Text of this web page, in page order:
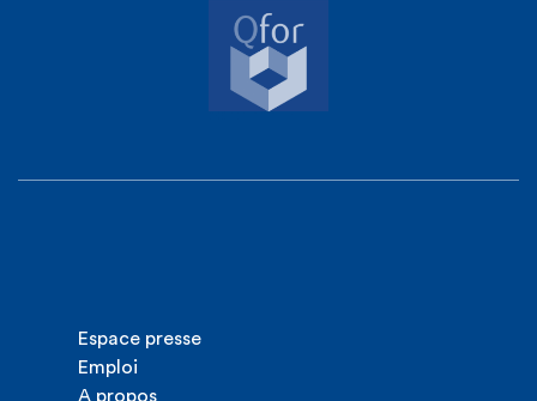
Espace presse
Emploi
A propos